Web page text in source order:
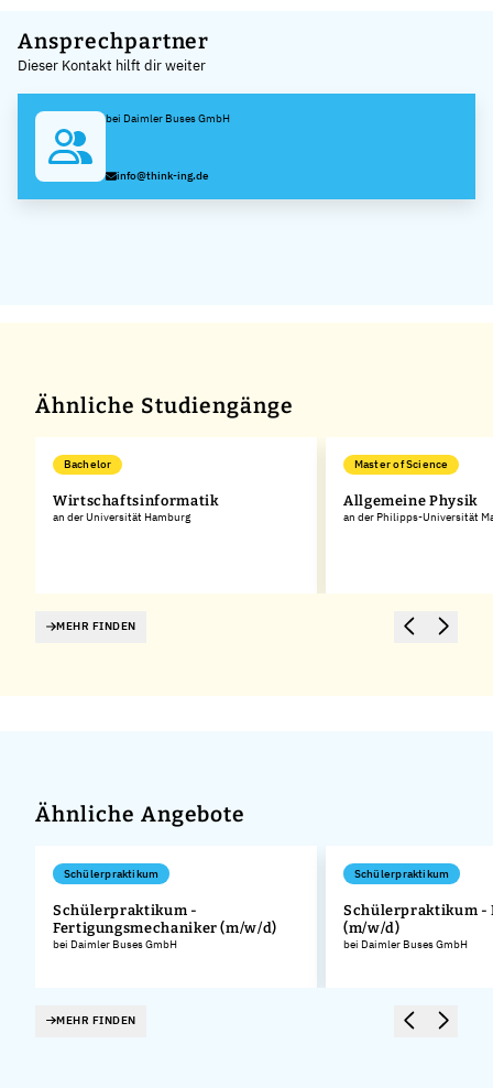
+
−
Ansprechpartner
Dieser Kontakt hilft dir weiter
bei Daimler Buses GmbH
info@think-ing.de
Ähnliche Studiengänge
Bachelor
Wirtschaftsinformatik
an der Universität Hamburg
Master of Science
Allgemeine Physik
an der Philipps-Universität
MEHR FINDEN
Ähnliche Angebote
Schülerpraktikum
Schülerpraktikum -
Fertigungsmechaniker (m/w/d)
bei Daimler Buses GmbH
Schülerpraktikum
Schülerpraktikum -
(m/w/d)
bei Daimler Buses GmbH
MEHR FINDEN